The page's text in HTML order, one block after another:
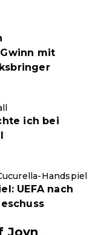
mit
ich bei
Handspiel
UEFA nach